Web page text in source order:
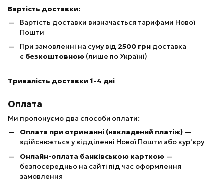
Вартість доставки:
Вартість доставки визначається тарифами Нової
Пошти
При замовленні на суму від 2500 грн доставка
є безкоштовною (лише по Україні)
Тривалість доставки 1-4 дні
Оплата
Ми пропонуємо два способи оплати:
Оплата при отриманні (накладений платіж) —
здійснюється у відділенні Нової Пошти або кур'єру
Онлайн-оплата банківською карткою —
безпосередньо на сайті під час оформлення
замовлення